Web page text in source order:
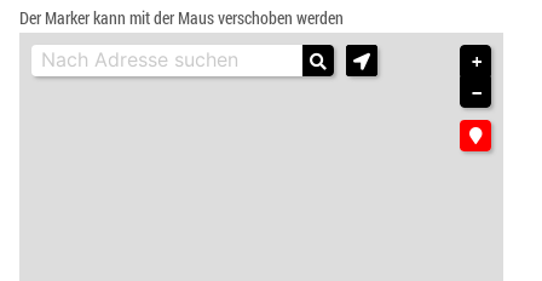
Der Marker kann mit der Maus verschoben werden
+
−